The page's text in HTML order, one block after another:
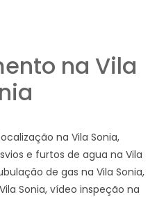
na Vila
na Vila Sonia,
e furtos de agua na Vila
de gas na Vila Sonia,
Sonia, vídeo inspeção na